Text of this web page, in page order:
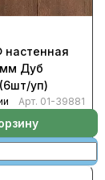
Дуб
уп)
Арт. 01-39881